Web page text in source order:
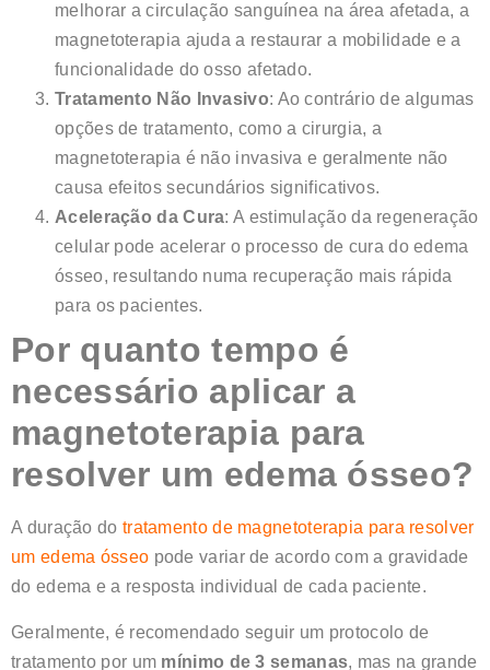
melhorar a circulação sanguínea na área afetada, a
magnetoterapia ajuda a restaurar a mobilidade e a
funcionalidade do osso afetado.
Tratamento Não Invasivo: Ao contrário de algumas
opções de tratamento, como a cirurgia, a
magnetoterapia é não invasiva e geralmente não
causa efeitos secundários significativos.
Aceleração da Cura: A estimulação da regeneração
celular pode acelerar o processo de cura do edema
ósseo, resultando numa recuperação mais rápida
para os pacientes.
Por quanto tempo é
necessário aplicar a
magnetoterapia para
resolver um edema ósseo?
A duração do tratamento de magnetoterapia para resolver
um edema ósseo pode variar de acordo com a gravidade
do edema e a resposta individual de cada paciente.
Geralmente, é recomendado seguir um protocolo de
tratamento por um mínimo de 3 semanas, mas na grande